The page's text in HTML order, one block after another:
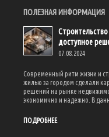
ПОЛЕЗНАЯ ИНФОРМАЦИЯ
доступное
07.08.2024
Современный ритм жизни и
жилью за городом сделали
решений на рынке
экономично и надежно. В
ПОДРОБНЕЕ